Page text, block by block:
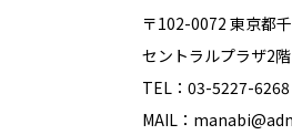
〒102-0072 東京都
セントラルプラザ2階
TEL：03-5227-6268
MAIL：